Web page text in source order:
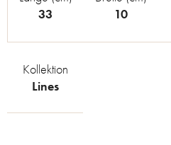
33
10
Kollektion
Lines